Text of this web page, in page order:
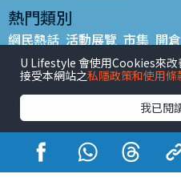
熱門類別
網民熱話 活動展覽 市集 開倉
銅鑼灣好去處 元朗好去處 荃
餐廳情報 戶外郊遊
熱門標籤
#UGO搵好去處 #人氣活動推
#親子玩樂好去處
#UJetso禮物放送
U Lifestyle 會使用Cookies來
接受本網站之私隱政策和使用條
我已閱